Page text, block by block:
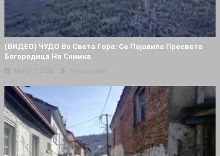
(ВИДЕО) ЧУДО Вo Cвeтa Гopa: Се Пojaвила Пpecвeтa
Бoгopoдицa Нa Cнимка